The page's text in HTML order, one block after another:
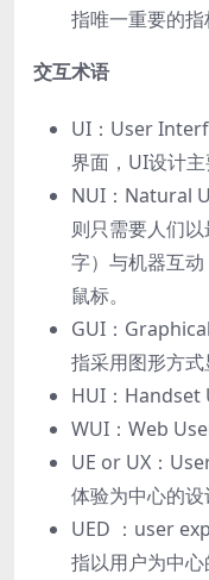
指唯⼀重要的指
交互术语
UI：User
界⾯，UI设计主
NUI：Natural
则只需要⼈们
字）与机器互
⿏标。
GUI：
指采⽤图形⽅式
HUI：Handset
WUI：Web
UE or UX：
体验为中⼼的设
UED ：user
指以⽤户为中